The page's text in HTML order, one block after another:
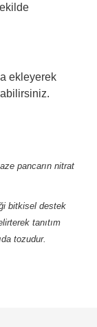
ekleyerek
pancarın nitrat
bitkisel destek
tanıtım
tozudur.